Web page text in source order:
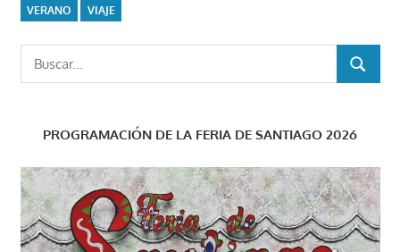
VERANO
VIAJE
Buscar:
BUSCAR
PROGRAMACIÓN DE LA FERIA DE SANTIAGO 2026